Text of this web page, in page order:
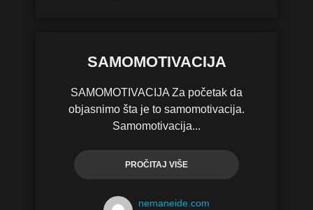
SAMOMOTIVACIJA
SAMOMOTIVACIJA Za početak da
objasnimo šta je to samomotivacija.
Samomotivacija...
PROČITAJ VIŠE
nemaneide.com